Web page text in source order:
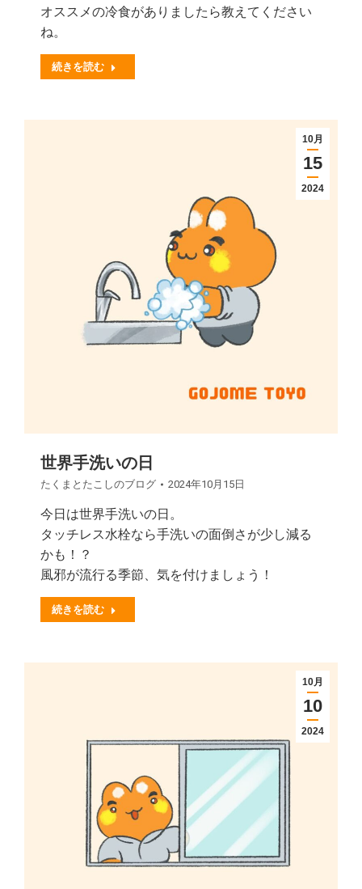
オススメの冷食がありましたら教えてください
ね。
続きを読む
10月
15
2024
世界手洗いの日
たくまとたこしのブログ 2024年10月15日
今日は世界手洗いの日。
タッチレス水栓なら手洗いの面倒さが少し減る
かも！？
風邪が流行る季節、気を付けましょう！
続きを読む
10月
10
2024